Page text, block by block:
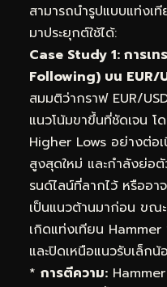
สามารถนำรูปแบบแท่งเ
มาประยุกต์ใช้ได้:
Case Study 1: การเ
Following) บน EUR/
สมมติว่ากราฟ EUR/
แนวโน้มขาขึ้นที่ชัดเจน
Higher Lows อย่างต่อ
สูงสุดใหม่ และกำลังย่อ
รนด์ไลน์ที่ลากไว้ หรืออา
เป็นแนวต้านมาก่อน ขณ
เกิดแท่งเทียน
และปิดเหนือแนวรับเล็กน้
* การตีความ: